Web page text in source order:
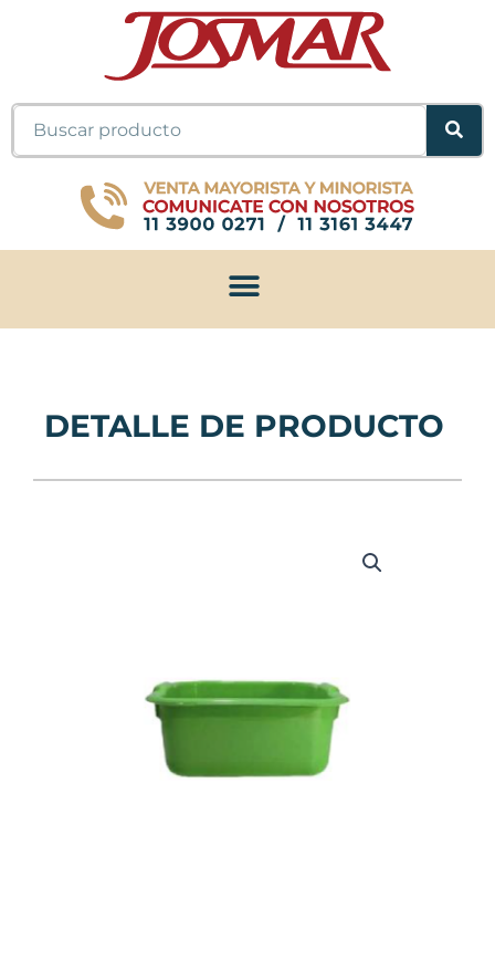
Buscar
DETALLE DE PRODUCTO